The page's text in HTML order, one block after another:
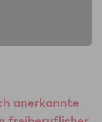
anerkannte